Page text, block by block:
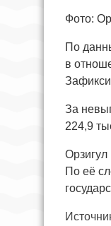
Фото:
По
в
За
224,9
Орзигул
По её